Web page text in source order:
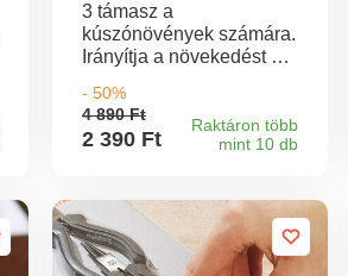
3 támasz a
kúszónövények számára.
Irányítja a növekedést és
gyökereket. Kúszó és
mászó növényekhez.
Növekedési támasz.
- 50%
4 890 Ft
2 390 Ft
Raktáron több
mint 10 db